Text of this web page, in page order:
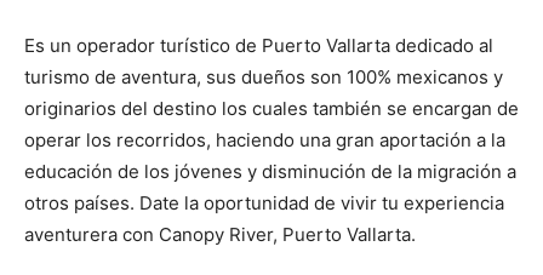
Es un operador turístico de Puerto Vallarta dedicado al
turismo de aventura, sus dueños son 100% mexicanos y
originarios del destino los cuales también se encargan de
operar los recorridos, haciendo una gran aportación a la
educación de los jóvenes y disminución de la migración a
otros países. Date la oportunidad de vivir tu experiencia
aventurera con Canopy River, Puerto Vallarta.